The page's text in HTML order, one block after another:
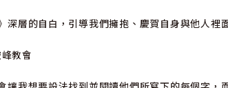
層的自白，引導我們擁抱、慶賀自身與他人裡
教會